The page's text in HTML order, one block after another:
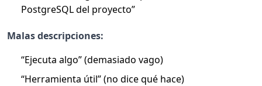
PostgreSQL del proyecto”
Malas descripciones:
“Ejecuta algo” (demasiado vago)
“Herramienta útil” (no dice qué hace)